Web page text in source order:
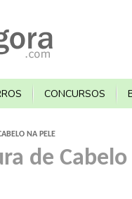
CONCURSOS
NA PELE
de Cabelo